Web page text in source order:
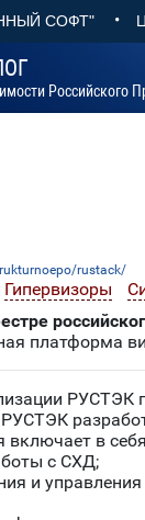
СОФТ" •
Российского
rustack/
Гипервизоры
платформа
РУСТЭК
включает в
с СХД;
и